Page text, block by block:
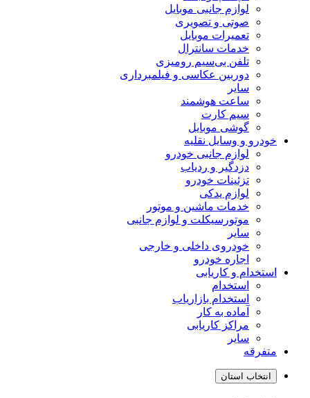
لوازم جانبی موبایل
صوتی و تصویری
تعمیرات موبایل
خدمات سانترال
تلفن بی‌سیم رومیزی
دوربین عکاسی و فیلمبرداری
سایر
ساعت هوشمند
سیم کارت
گوشی موبایل
خودرو و وسایل نقلیه
لوازم جانبی خودرو
دزدگیر و ردیاب
تزئینات خودرو
لوازم یدکی
خدمات ماشین و موتور
موتورسیکلت و لوازم جانبی
سایر
خودروی داخلی و خارجی
اجاره خودرو
استخدام و کاریابی
استخدام
استخدام بازاریاب
آماده به کار
مراکز کاریابی
سایر
متفرقه
انتخاب استان